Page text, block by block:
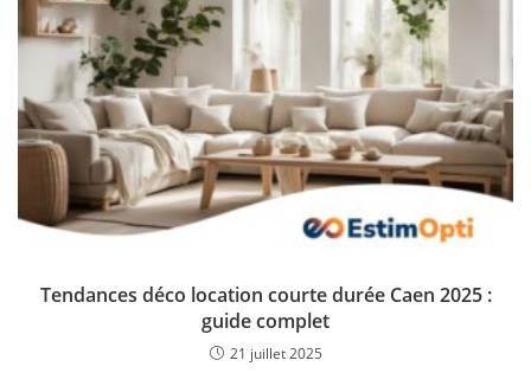
Tendances déco location courte durée Caen 2025 :
guide complet
21 juillet 2025